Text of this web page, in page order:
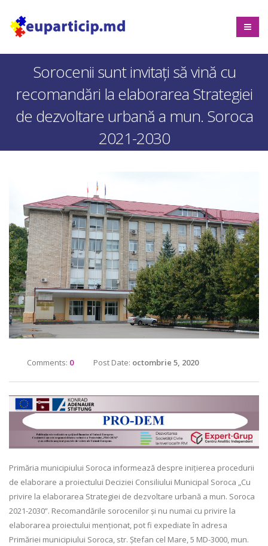
Sorocenii sunt invitați să vină cu
recomandări la elaborarea Strategiei
de dezvoltare urbană a mun. Soroca
2021-2030
Comments: 0 Post Date: octombrie 5, 2020
Primăria municipiului Soroca informează despre inițierea procedurii
de elaborare a proiectului Deciziei Consiliului Municipal Soroca „Cu
privire la elaborarea Strategiei de dezvoltare urbană a mun. Soroca
2021-2030”. Recomandările sorocenilor și nu numai cu privire la
elaborarea proiectului menționat, pot fi expediate în adresa
Primăriei municipiului Soroca, str. Ştefan cel Mare, 5 MD-3000, mun.